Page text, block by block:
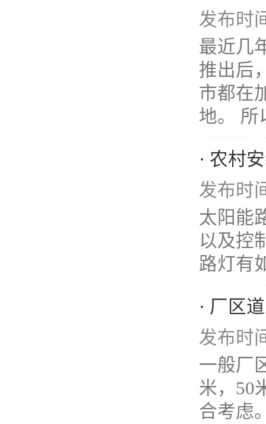
发布时
最近几
推出后
市都在
地。 所
· 农村
发布时
太阳能
以及控
路灯有
· 厂区
发布时
一般厂
米，50
合考虑